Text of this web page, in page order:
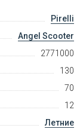
Pirelli
Angel Scooter
2771000
130
70
12
Летние